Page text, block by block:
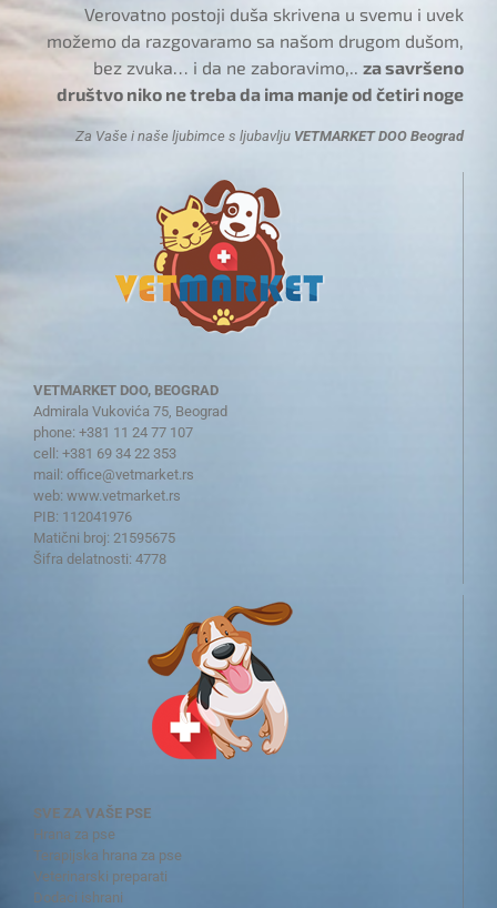
Verovatno postoji duša skrivena u svemu i uvek
možemo da razgovaramo sa našom drugom dušom,
bez zvuka… i da ne zaboravimo,..za savršeno
društvo niko ne treba da ima manje od četiri noge
Za Vaše i naše ljubimce s ljubavlju VETMARKET DOO Beograd
VETMARKET DOO, BEOGRAD
Admirala Vukovića 75, Beograd
phone: +381 11 24 77 107
cell: +381 69 34 22 353
mail: office@vetmarket.rs
web: www.vetmarket.rs
PIB: 112041976
Matični broj: 21595675
Šifra delatnosti: 4778
SVE ZA VAŠE PSE
Hrana za pse
Terapijska hrana za pse
Veterinarski preparati
Dodaci ishrani